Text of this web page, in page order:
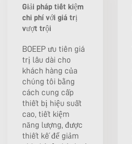
Giải pháp tiết kiệm
chi phí với giá trị
vượt trội
BOEEP ưu tiên giá
trị lâu dài cho
khách hàng của
chúng tôi bằng
cách cung cấp
thiết bị hiệu suất
cao, tiết kiệm
năng lượng, được
thiết kế để giảm